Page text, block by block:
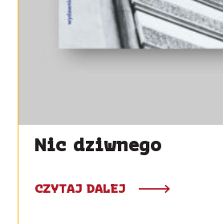
Nic dziwnego
CZYTAJ DALEJ